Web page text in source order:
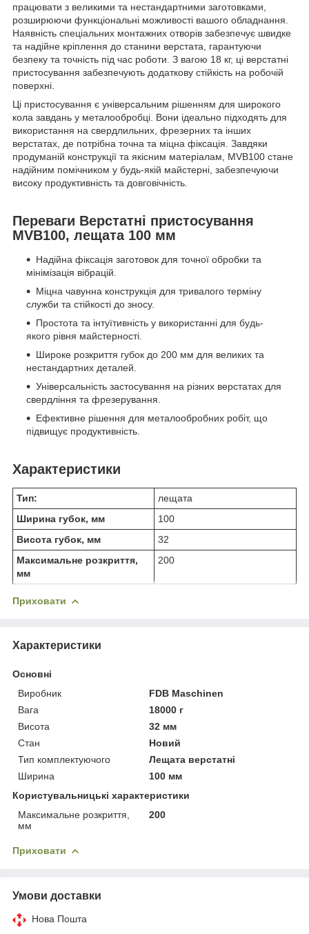
працювати з великими та нестандартними заготовками,
розширюючи функціональні можливості вашого обладнання.
Наявність спеціальних монтажних отворів забезпечує швидке
та надійне кріплення до станини верстата, гарантуючи
безпеку та точність під час роботи. З вагою 18 кг, ці верстатні
пристосування забезпечують додаткову стійкість на робочій
поверхні.
Ці пристосування є універсальним рішенням для широкого
кола завдань у металообробці. Вони ідеально підходять для
використання на свердлильних, фрезерних та інших
верстатах, де потрібна точна та міцна фіксація. Завдяки
продуманій конструкції та якісним матеріалам, MVB100 стане
надійним помічником у будь-якій майстерні, забезпечуючи
високу продуктивність та довговічність.
Переваги Верстатні пристосування
MVB100, лещата 100 мм
Надійна фіксація заготовок для точної обробки та
мінімізація вібрацій.
Міцна чавунна конструкція для тривалого терміну
служби та стійкості до зносу.
Простота та інтуїтивність у використанні для будь-
якого рівня майстерності.
Широке розкриття губок до 200 мм для великих та
нестандартних деталей.
Універсальність застосування на різних верстатах для
свердління та фрезерування.
Ефективне рішення для металообробних робіт, що
підвищує продуктивність.
Характеристики
Тип:
лещата
Ширина губок, мм
100
Висота губок, мм
32
Максимальне розкриття,
мм
200
Приховати
Характеристики
Основні
Виробник
FDB Maschinen
Вага
18000 г
Висота
32 мм
Стан
Новий
Тип комплектуючого
Лещата верстатні
Ширина
100 мм
Користувальницькі характеристики
Максимальне розкриття,
мм
200
Приховати
Умови доставки
Нова Пошта